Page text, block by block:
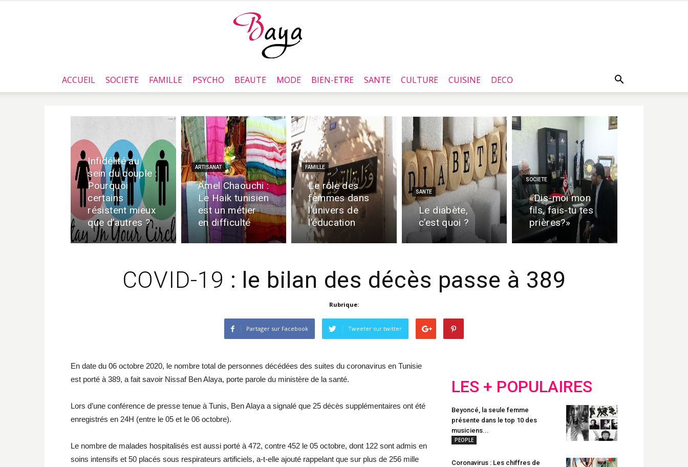
Baya.tn
ACCUEIL SOCIETE FAMILLE PSYCHO BEAUTE MODE BIEN-ETRE SANTE CULTURE CUISINE DECO
Infidélité au
sein du couple :
Pourquoi
certains
résistent mieux
que d’autres ?
ARTISANAT
Amel Chaouchi :
Le Haik tunisien
est un métier
en difficulté
FAMILLE
Le rôle des
femmes dans
l’univers de
l’éducation
SANTE
Le diabète,
c’est quoi ?
SOCIETE
«Dis-moi mon
fils, fais-tu tes
prières?»
COVID-19 : le bilan des décès passe à 389
Rubrique:
Partager sur Facebook Tweeter sur twitter
En date du 06 octobre 2020, le nombre total de personnes décédées des suites du coronavirus en Tunisie
est porté à 389, a fait savoir Nissaf Ben Alaya, porte parole du ministère de la santé.
Lors d’une conférence de presse tenue à Tunis, Ben Alaya a signalé que 25 décès supplémentaires ont été
enregistrés en 24H (entre le 05 et le 06 octobre).
Le nombre de malades hospitalisés est aussi porté à 472, contre 452 le 05 octobre, dont 122 sont admis en
soins intensifs et 50 placés sous respirateurs artificiels, a-t-elle ajouté rappelant que sur plus de 256 mille
LES + POPULAIRES
Beyoncé, la seule femme
présente dans le top 10 des
musiciens...
PEOPLE
Coronavirus : Les chiffres de